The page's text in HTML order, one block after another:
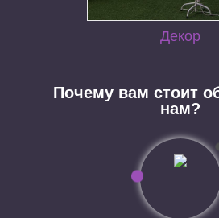
Декор
Почему вам стоит
нам?